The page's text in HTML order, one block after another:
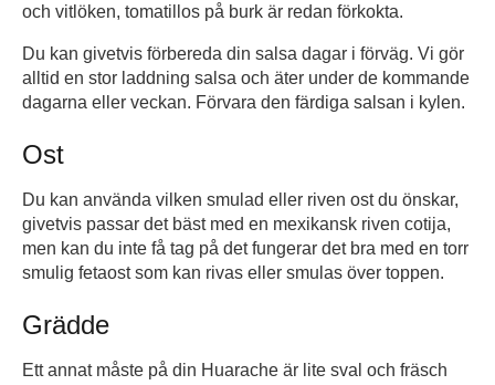
och vitlöken, tomatillos på burk är redan förkokta.
Du kan givetvis förbereda din salsa dagar i förväg. Vi gör
alltid en stor laddning salsa och äter under de kommande
dagarna eller veckan. Förvara den färdiga salsan i kylen.
Ost
Du kan använda vilken smulad eller riven ost du önskar,
givetvis passar det bäst med en mexikansk riven cotija,
men kan du inte få tag på det fungerar det bra med en torr
smulig fetaost som kan rivas eller smulas över toppen.
Grädde
Ett annat måste på din Huarache är lite sval och fräsch